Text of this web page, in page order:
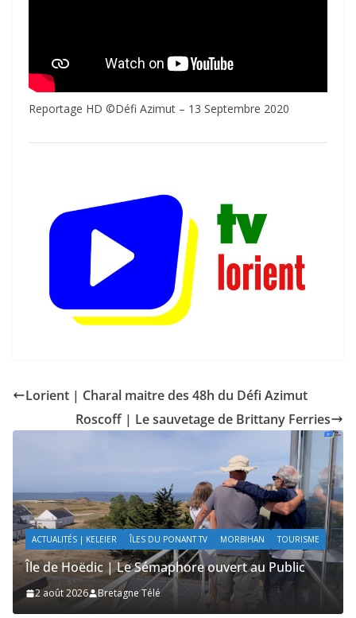
Reportage HD ©Défi Azimut – 13 Septembre 2020
Lorient | Charal maitre des 48h du Défi Azimut
Roscoff | Le sauvetage de Brittany Ferries
ÎLES DU PONANT TV MORBIHAN SAILING / VOILE / NAUTISME
Île de Hoëdic | Sensations Fortes en Open Skiff
2 août 2026 Bretagne Télé